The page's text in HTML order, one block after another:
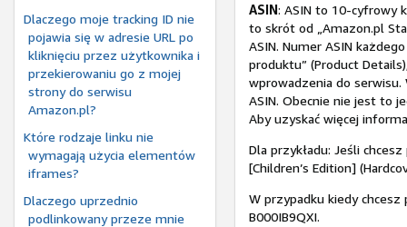
Dlaczego moje tracking ID nie
pojawia się w adresie URL po
kliknięciu przez użytkownika i
przekierowaniu go z mojej
strony do serwisu
Amazon.pl?
Które rodzaje linku nie
wymagają użycia elementów
iframes?
Dlaczego uprzednio
podlinkowany przeze mnie
ASIN: ASIN to 10-cyfrowy
to skrót od „Amazon.pl
ASIN. Numer ASIN
produktu” (Product
wprowadzenia do serwisu.
ASIN. Obecnie nie jest to
Aby uzyskać więcej
Dla przykładu: Jeśli
[Children’s Edition]
W przypadku kiedy
B000IB9QXI.